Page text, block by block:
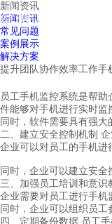
红鹰工作手机
新闻资讯
新闻资讯
常见问题
案例展示
解决方案
提升团队协作效率工作手
员工手机监控系统是帮
件能够对手机进行实时
同时，软件需要具有强
二、建立安全控制机制
企业可以对员工的手机
同时，企业可以建立安
三、加强员工培训和意
企业需要对员工进行手
同时，企业可以组织员
四、定期备份数据 员工